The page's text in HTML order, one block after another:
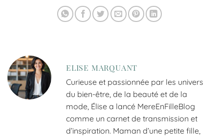
ELISE MARQUANT
Curieuse et passionnée par les univers
du bien-être, de la beauté et de la
mode, Élise a lancé MereEnFilleBlog
comme un carnet de transmission et
d’inspiration. Maman d’une petite fille,